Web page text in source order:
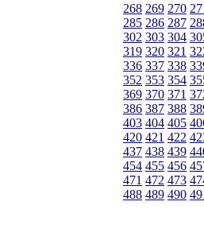
268 269 270
285 286 287
302 303 304
319 320 321
336 337 338
352 353 354
369 370 371
386 387 388
403 404 405
420 421 422
437 438 439
454 455 456
471 472 473
488 489 490